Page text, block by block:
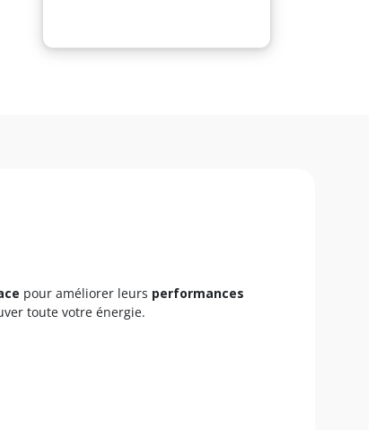
pour améliorer leurs performances
toute votre énergie.